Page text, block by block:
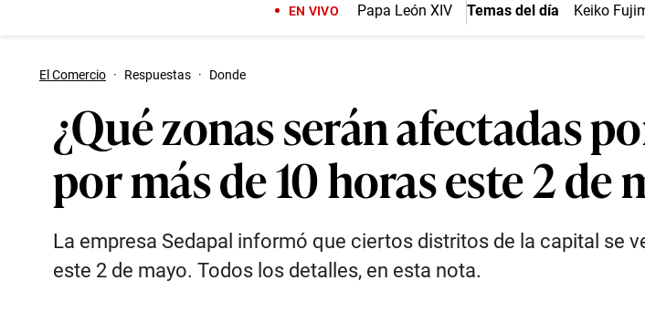
EN VIVO Papa León XIV Temas del día Keiko
El Comercio · Respuestas · Donde
¿Qué zonas serán afectadas
por más de 10 horas este 2 de
La empresa Sedapal informó que ciertos distritos de la capital se
este 2 de mayo. Todos los detalles, en esta nota.